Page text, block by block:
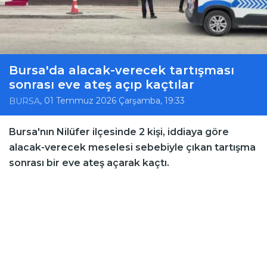
Bursa'da alacak-verecek tartışması
sonrası eve ateş açıp kaçtılar
BURSA, 01 Temmuz 2026 Çarşamba, 19:33
Bursa'nın Nilüfer ilçesinde 2 kişi, iddiaya göre
alacak-verecek meselesi sebebiyle çıkan tartışma
sonrası bir eve ateş açarak kaçtı.